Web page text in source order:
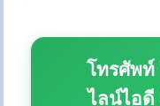
โทรศัพท์
ไลน์ไอดี